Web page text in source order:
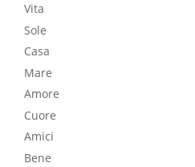
Vita
Sole
Casa
Mare
Amore
Cuore
Amici
Bene